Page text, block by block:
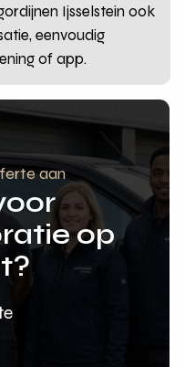
Ijsselstein ook
eenvoudig
of app.
aan
op